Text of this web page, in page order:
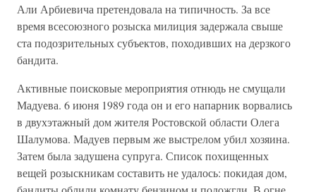
Али Арбиевича претендовала на типичность. За все
время всесоюзного розыска милиция задержала свыше
ста подозрительных субъектов, походивших на дерзкого
бандита.
Активные поисковые мероприятия отнюдь не смущали
Мадуева. 6 июня 1989 года он и его напарник ворвались
в двухэтажный дом жителя Ростовской области Олега
Шалумова. Мадуев первым же выстрелом убил хозяина.
Затем была задушена супруга. Список похищенных
вещей розыскникам составить не удалось: покидая дом,